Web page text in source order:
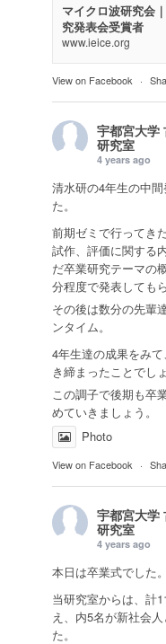
マイクロ波研究会
究発表会受賞者
www.ieice.org
View on Facebook ·
宇都宮大学
研究室
4 years ago
清水研の4年生の中
た。
前期ゼミで行ってき
試作、評価に関する
だ卒業研究テーマの
分程度で発表しても
その後は数分の先輩
ンタイム。
4年生達の成果をみ
き締まったことでしょ
この調子で後期も卒
めていきましょう。
Photo
View on Facebook ·
宇都宮大学
研究室
4 years ago
本日は卒業式でした。
当研究室からは、計
え、内5名が新社会
た。